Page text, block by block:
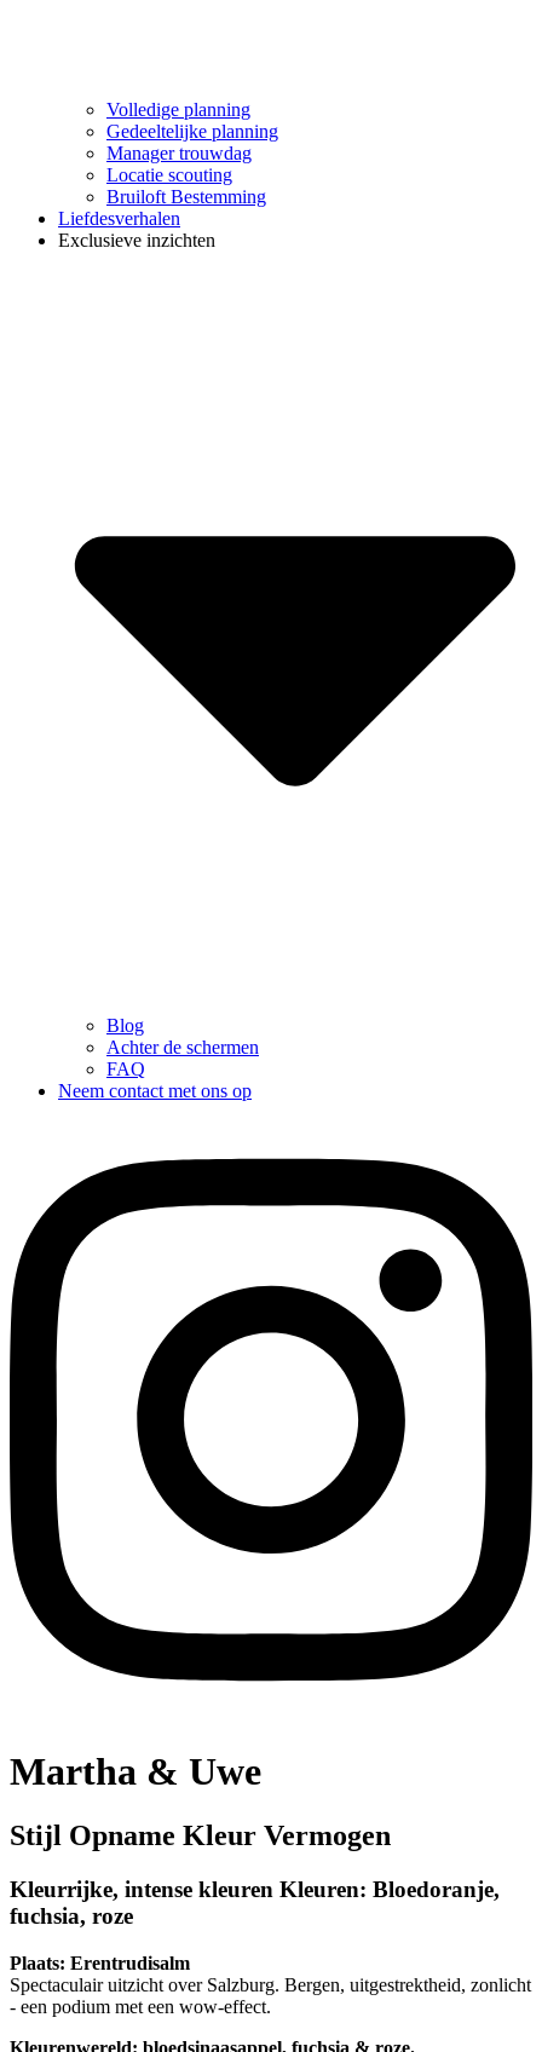
Volledige planning
Gedeeltelijke planning
Manager trouwdag
Locatie scouting
Bruiloft Bestemming
Liefdesverhalen
Exclusieve inzichten
Blog
Achter de schermen
FAQ
Neem contact met ons op
Martha & Uwe
Stijl Opname Kleur Vermogen
Kleurrijke, intense kleuren Kleuren: Bloedoranje,
fuchsia, roze
Plaats: Erentrudisalm
Spectaculair uitzicht over Salzburg. Bergen, uitgestrektheid, zonlicht
- een podium met een wow-effect.
Kleurenwereld: bloedsinaasappel, fuchsia & roze.